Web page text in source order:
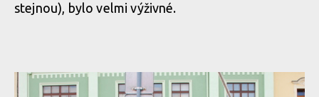
stejnou), bylo velmi výživné.